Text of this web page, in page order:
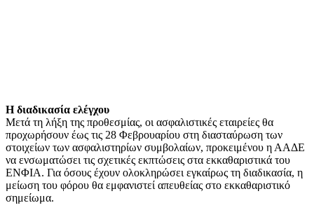
Η διαδικασία ελέγχου
Μετά τη λήξη της προθεσμίας, οι ασφαλιστικές εταιρείες θα
προχωρήσουν έως τις 28 Φεβρουαρίου στη διασταύρωση των
στοιχείων των ασφαλιστηρίων συμβολαίων, προκειμένου η ΑΑΔΕ
να ενσωματώσει τις σχετικές εκπτώσεις στα εκκαθαριστικά του
ΕΝΦΙΑ. Για όσους έχουν ολοκληρώσει εγκαίρως τη διαδικασία, η
μείωση του φόρου θα εμφανιστεί απευθείας στο εκκαθαριστικό
σημείωμα.